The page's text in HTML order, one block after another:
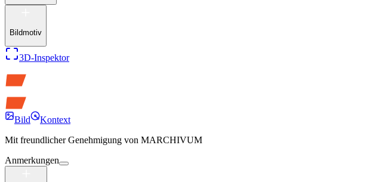
Bildmotiv
3D-Inspektor
Bild
Kontext
Mit freundlicher Genehmigung von MARCHIVUM
Anmerkungen